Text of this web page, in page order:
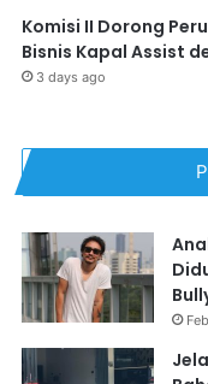
Komisi II Dorong
Bisnis Kapal Assist
3 days ago